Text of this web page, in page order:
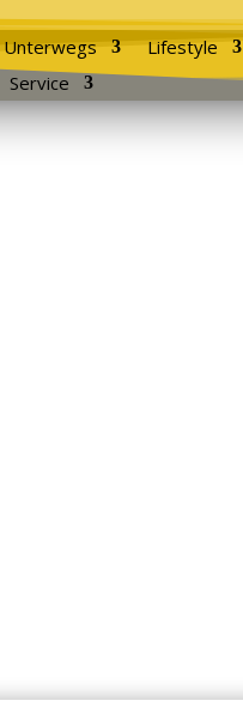
Unterwegs Lifestyle
Service